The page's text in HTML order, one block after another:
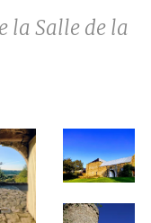
la Salle de la